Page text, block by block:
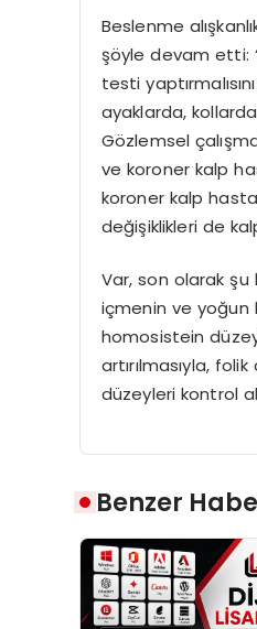
Beslenme
şöyle devam etti:
testi
ayaklarda,
Gözlemsel
ve koroner kalp
koroner kalp
değişiklikleri de
Var, son olarak şu
içmenin ve yoğun
homosistein
artırılmasıyla,
düzeyleri kontrol
Benzer